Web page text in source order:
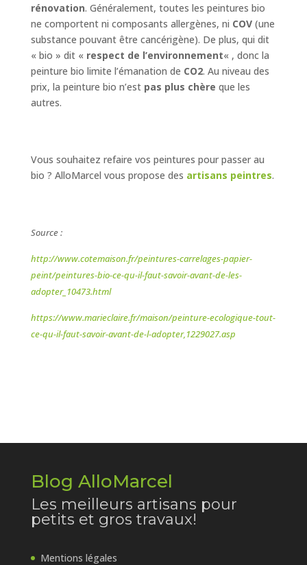
rénovation. Généralement, toutes les peintures bio
ne comportent ni composants allergènes, ni COV(une
substance pouvant être cancérigène). De plus, qui dit
« bio » dit « respect de l’environnement« , donc la
peinture bio limite l’émanation de CO2. Au niveau des
prix, la peinture bio n’estpas plus chère que les
autres.
Vous souhaitez refaire vos peintures pour passer au
bio ? AlloMarcel vous propose des artisans peintres.
Source :
http://www.cotemaison.fr/peintures-carrelages-papier-
peint/peintures-bio-ce-qu-il-faut-savoir-avant-de-les-
adopter_10473.html
https://www.marieclaire.fr/maison/peinture-ecologique-tout-
ce-qu-il-faut-savoir-avant-de-l-adopter,1229027.asp
Blog AlloMarcel
Les meilleurs artisans pour
petits et gros travaux!
Mentions légales